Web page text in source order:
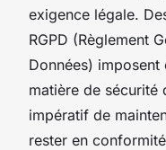
exigence légale.
RGPD (Règlement
Données)
matière de sécurité
impératif de
rester en